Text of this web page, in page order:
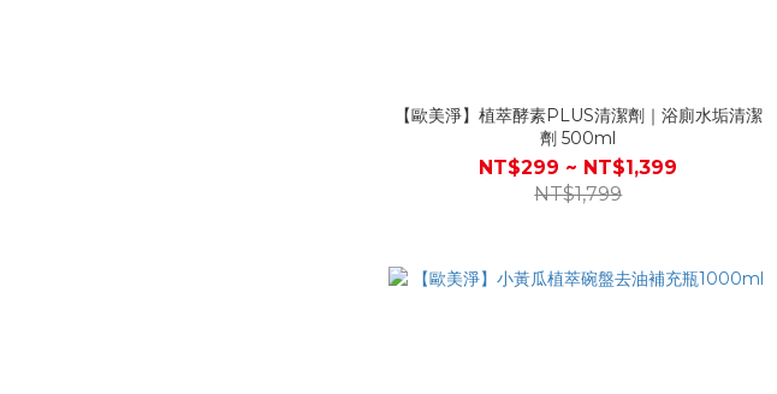
【歐美淨】植萃酵素PLUS清潔劑｜浴廁水垢清潔
劑 500ml
NT$299 ~ NT$1,399
NT$1,799